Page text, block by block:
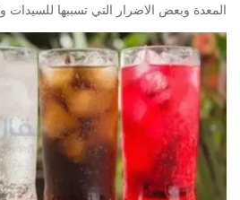
المعدة وبعض الاضرار التي تسببها للسيدات